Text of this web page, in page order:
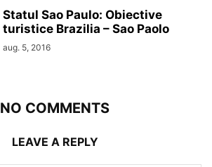
Statul Sao Paulo: Obiective
turistice Brazilia – Sao Paolo
aug. 5, 2016
NO COMMENTS
LEAVE A REPLY